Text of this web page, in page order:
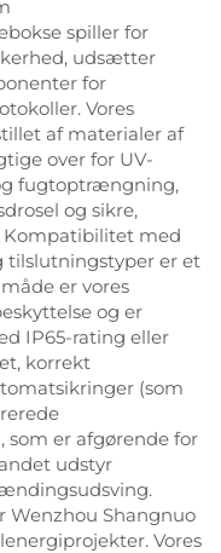
spiller for
udsætter
for
Vores
af materialer af
over for UV-
fugtoptrængning,
og sikre,
Kompatibilitet med
tilslutningstyper er et
er vores
og er
IP65-rating eller
korrekt
(som
som er afgørende for
udstyr
Wenzhou Shangnuo
Vores